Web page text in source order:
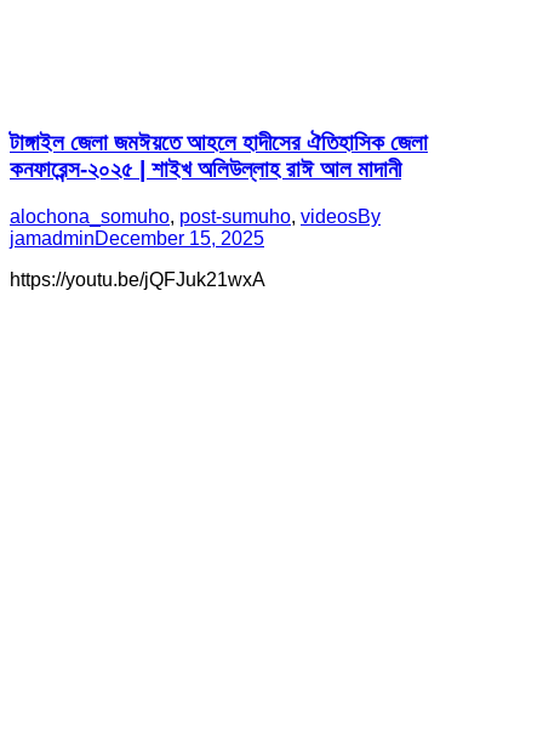
টাঙ্গাইল জেলা জমঈয়তে আহলে হাদীসের ঐতিহাসিক জেলা
কনফারেন্স-২০২৫ | শাইখ অলিউল্লাহ রাঈ আল মাদানী
alochona_somuho, post-sumuho, videosBy
jamadminDecember 15, 2025
https://youtu.be/jQFJuk21wxA